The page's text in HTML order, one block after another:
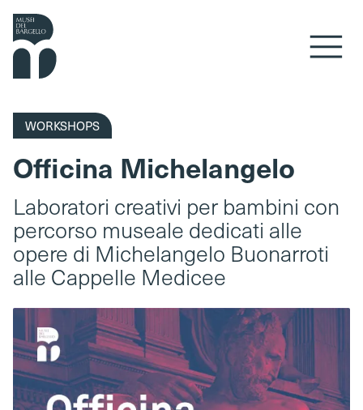
Skip to content
WORKSHOPS
Officina Michelangelo
Laboratori creativi per bambini con
percorso museale dedicati alle
opere di Michelangelo Buonarroti
alle Cappelle Medicee